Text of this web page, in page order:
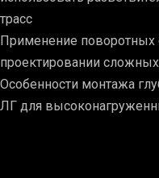
трасс
Применение
проектировании
Особенности монтажа
ЛГ для